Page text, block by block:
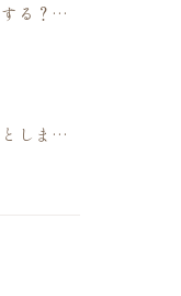
【灼熱イベントする？しない？】
【涼しさにホッとしますね】